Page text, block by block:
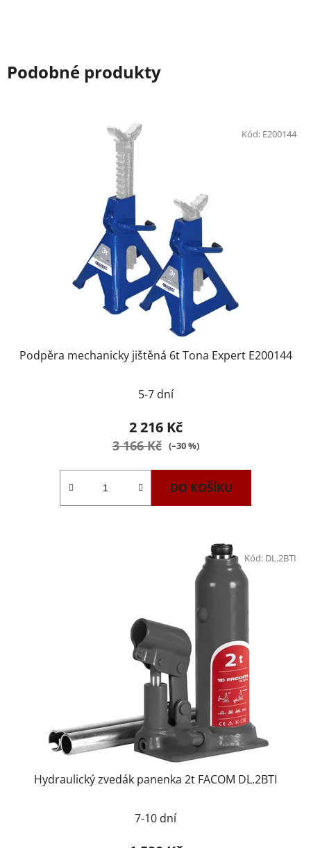
Podobné produkty
Podpěra mechanicky jištěná 6t Tona Expert E200144
5-7 dní
2 216 Kč
3 166 Kč (–30 %)
DO KOŠÍKU
Kód: E200144
Hydraulický zvedák panenka 2t FACOM DL.2BTI
7-10 dní
Kód: DL.2BTI